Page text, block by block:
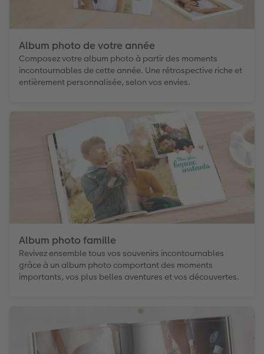
Album photo de votre année
Composez votre album photo à partir des moments
incontournables de cette année. Une rétrospective riche et
entièrement personnalisée, selon vos envies.
Album photo famille
Revivez ensemble tous vos souvenirs incontournables
grâce à un album photo comportant des moments
importants, vos plus belles aventures et vos découvertes.